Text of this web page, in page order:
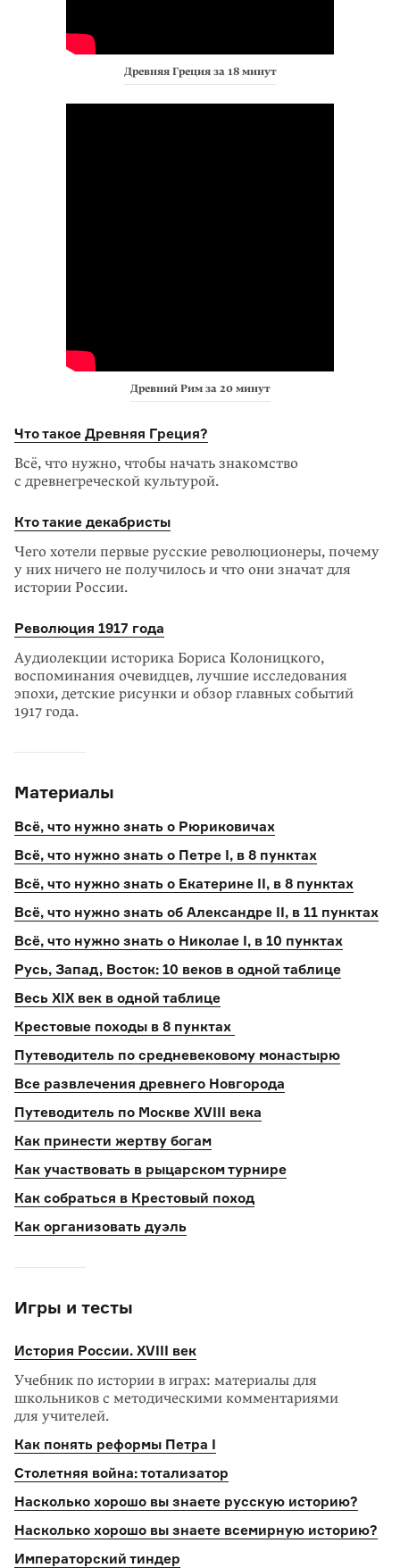
Древняя Греция за 18 минут
Древний Рим за 20 минут
Что такое Древняя Греция?
Всё, что нужно, чтобы начать знакомство
с древнегреческой культурой.
Кто такие декабристы
Чего хотели первые русские революционеры, почему
у них ничего не получилось и что они значат для
истории России.
Революция 1917 года
Аудиолекции историка Бориса Колоницкого,
воспоминания очевидцев, лучшие исследования
эпохи, детские рисунки и обзор главных событий
1917 года.
Материалы
Всё, что нужно знать о Рюриковичах
Всё, что нужно знать о Петре I, в 8 пунктах
Всё, что нужно знать о Екатерине II, в 8 пунктах
Всё, что нужно знать об Александре II, в 11 пунктах
Всё, что нужно знать о Николае I, в 10 пунктах
Русь, Запад, Восток: 10 веков в одной таблице
Весь XIX век в одной таблице
Крестовые походы в 8 пунктах
Путеводитель по средневековому монастырю
Все развлечения древнего Новгорода
Путеводитель по Москве XVIII века
Как принести жертву богам
Как участвовать в рыцарском турнире
Как собраться в Крестовый поход
Как организовать дуэль
Игры и тесты
История России. XVIII век
Учебник по истории в играх: материалы для
школьников с методическими комментариями
для учителей.
Как понять реформы Петра I
Столетняя война: тотализатор
Насколько хорошо вы знаете русскую историю?
Насколько хорошо вы знаете всемирную историю?
Императорский тиндер